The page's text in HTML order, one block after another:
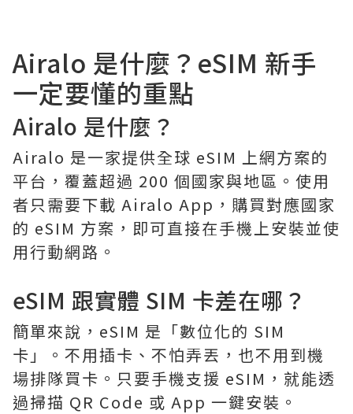
Airalo 是什麼？eSIM 新手
一定要懂的重點
Airalo 是什麼？
Airalo 是一家提供全球 eSIM 上網方案的
平台，覆蓋超過 200 個國家與地區。使用
者只需要下載 Airalo App，購買對應國家
的 eSIM 方案，即可直接在手機上安裝並使
用行動網路。
eSIM 跟實體 SIM 卡差在哪？
簡單來說，eSIM 是「數位化的 SIM
卡」。不用插卡、不怕弄丟，也不用到機
場排隊買卡。只要手機支援 eSIM，就能透
過掃描 QR Code 或 App 一鍵安裝。